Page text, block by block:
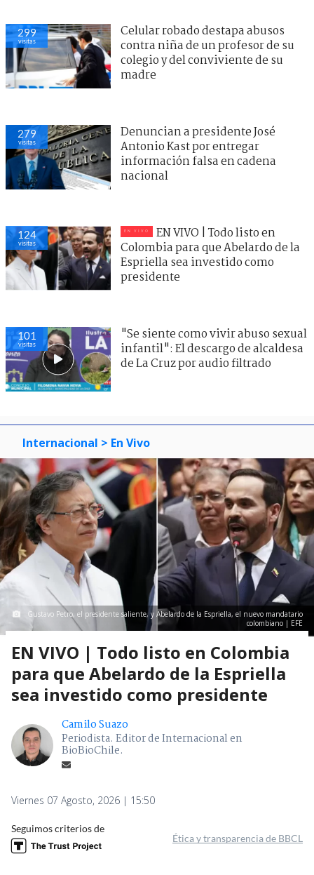
299
visitas
Celular robado destapa abusos
contra niña de un profesor de su
colegio y del conviviente de su
madre
279
visitas
Denuncian a presidente José
Antonio Kast por entregar
información falsa en cadena
nacional
124
visitas
EN VIVO | Todo listo en
Colombia para que Abelardo de la
Espriella sea investido como
presidente
101
visitas
"Se siente como vivir abuso sexual
infantil": El descargo de alcaldesa
de La Cruz por audio filtrado
Internacional > En Vivo
Gustavo Petro, el presidente saliente, y Abelardo de la Espriella, el nuevo mandatario
colombiano | EFE
EN VIVO | Todo listo en Colombia
para que Abelardo de la Espriella
sea investido como presidente
Camilo Suazo
Periodista. Editor de Internacional en
BioBioChile.
Viernes 07 Agosto, 2026 | 15:50
Seguimos criterios de
Ética y transparencia de BBCL